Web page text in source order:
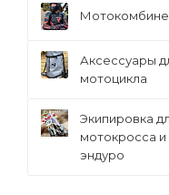
Аксессуары
мотоцикла
Экипировка
мотокросса и
эндуро